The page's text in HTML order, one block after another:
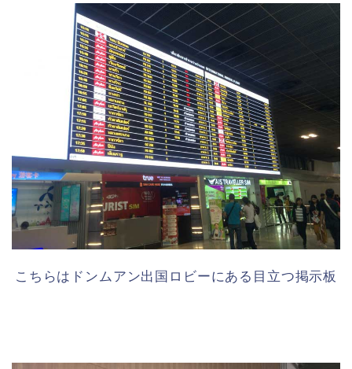
こちらはドンムアン出国ロビーにある目立つ掲示板